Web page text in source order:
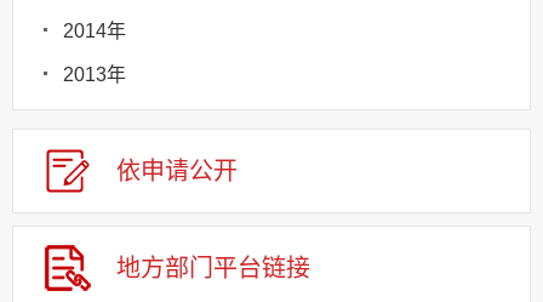
2014年
2013年
依申请公开
地方部门 平台链接